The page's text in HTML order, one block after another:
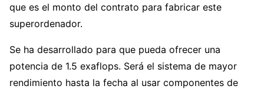
que es el monto del contrato para fabricar este
superordenador.
Se ha desarrollado para que pueda ofrecer una
potencia de 1.5 exaflops. Será el sistema de mayor
rendimiento hasta la fecha al usar componentes de